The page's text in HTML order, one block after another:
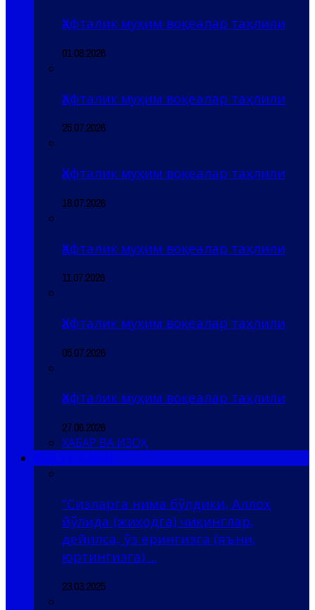
Ҳафталик муҳим воқеалар таҳлили
01.08.2026
Ҳафталик муҳим воқеалар таҳлили
25.07.2026
Ҳафталик муҳим воқеалар таҳлили
18.07.2026
Ҳафталик муҳим воқеалар таҳлили
11.07.2026
Ҳафталик муҳим воқеалар таҳлили
05.07.2026
Ҳафталик муҳим воқеалар таҳлили
27.06.2026
ХАБАР ВА ИЗОҲ
“Сизларга нима бўлдики, Аллоҳ
йўлида (жиҳодга) чиқинглар,
дейилса, ўз ерингизга (яъни,
юртингизга) ...
23.03.2025